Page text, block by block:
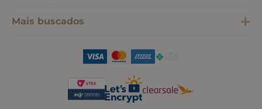
Mais buscados